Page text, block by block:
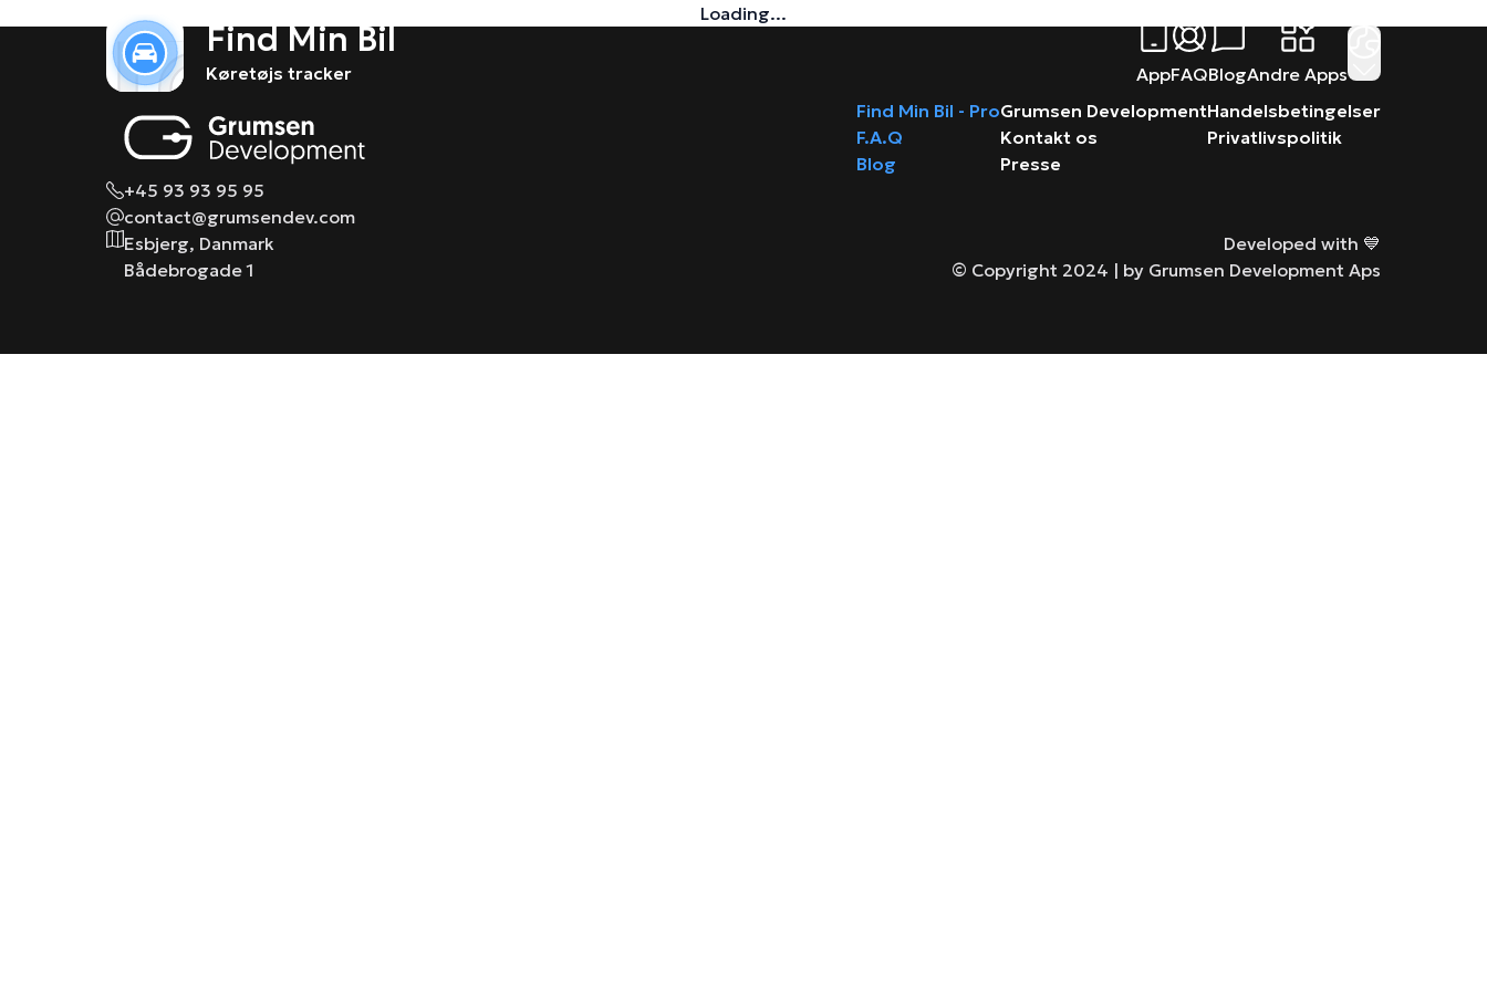
Find Min Bil
Køretøjs tracker AppFAQBlogAndre Apps
Loading...
+45 93 93 95 95
contact@grumsendev.com
Esbjerg, Danmark
Bådebrogade 1
Find Min Bil - Pro
F.A.Q
Blog
Grumsen Development
Kontakt os
Presse
Handelsbetingelser
Privatlivspolitik
Developed with 💙
© Copyright 2024 | by Grumsen Development Aps